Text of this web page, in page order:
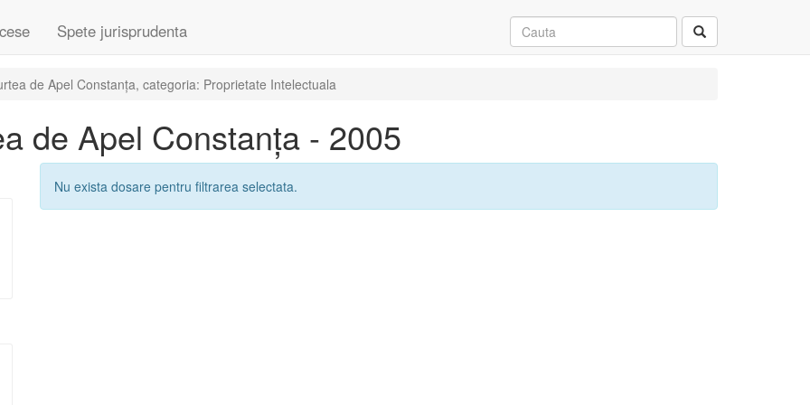
Spete jurisprudenta
de Apel Constanța, categoria: Proprietate Intelectuala
de Apel Constanța - 2005
Nu exista dosare pentru filtrarea selectata.